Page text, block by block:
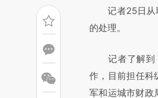
记者25日从联
的处理。
记者了解到，
作，目前担任科
军和运城市财政